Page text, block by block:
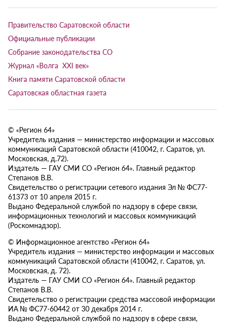
Правительство Саратовской области
Официальные публикации
Собрание законодательства СО
Журнал «Волга XXI век»
Книга памяти Саратовской области
Саратовская областная газета
© «Регион 64»
Учредитель издания — министерство информации и массовых
коммуникаций Саратовской области (410042, г. Саратов, ул.
Московская, д.72).
Издатель — ГАУ СМИ СО «Регион 64». Главный редактор
Степанов В.В.
Свидетельство о регистрации сетевого издания Эл № ФС77-
61373 от 10 апреля 2015 г.
Выдано Федеральной службой по надзору в сфере связи,
информационных технологий и массовых коммуникаций
(Роскомнадзор).
© Информационное агентство «Регион 64»
Учредитель издания — министерство информации и массовых
коммуникаций Саратовской области (410042, г. Саратов, ул.
Московская, д. 72).
Издатель — ГАУ СМИ СО «Регион 64». Главный редактор
Степанов В.В.
Свидетельство о регистрации средства массовой информации
ИА № ФС77-60442 от 30 декабря 2014 г.
Выдано Федеральной службой по надзору в сфере связи,